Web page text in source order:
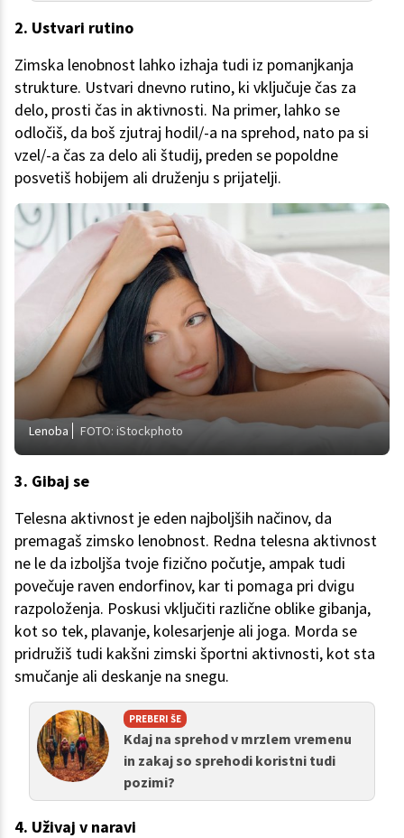
2. Ustvari rutino
Zimska lenobnost lahko izhaja tudi iz pomanjkanja
strukture. Ustvari dnevno rutino, ki vključuje čas za
delo, prosti čas in aktivnosti. Na primer, lahko se
odločiš, da boš zjutraj hodil/-a na sprehod, nato pa si
vzel/-a čas za delo ali študij, preden se popoldne
posvetiš hobijem ali druženju s prijatelji.
Lenoba FOTO: iStockphoto
3. Gibaj se
Telesna aktivnost je eden najboljših načinov, da
premagaš zimsko lenobnost. Redna telesna aktivnost
ne le da izboljša tvoje fizično počutje, ampak tudi
povečuje raven endorfinov, kar ti pomaga pri dvigu
razpoloženja. Poskusi vključiti različne oblike gibanja,
kot so tek, plavanje, kolesarjenje ali joga. Morda se
pridružiš tudi kakšni zimski športni aktivnosti, kot sta
smučanje ali deskanje na snegu.
PREBERI ŠE
Kdaj na sprehod v mrzlem vremenu
in zakaj so sprehodi koristni tudi
pozimi?
4. Uživaj v naravi